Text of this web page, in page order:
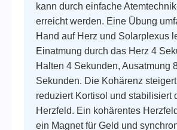
kann durch einfache
erreicht werden. Eine Übung
Hand auf Herz und Solarplexus
Einatmung durch das Herz 4
Halten 4 Sekunden, Ausatmung
Sekunden. Die Kohärenz
reduziert Kortisol und stabilisiert
Herzfeld. Ein kohärentes
ein Magnet für Geld und